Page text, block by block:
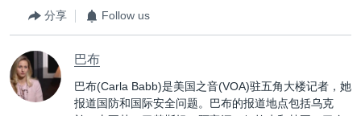
分享 Follow us
巴布
巴布(Carla Babb)是美国之音(VOA)驻五角大楼记者，她
报道国防和国际安全问题。巴布的报道地点包括乌克